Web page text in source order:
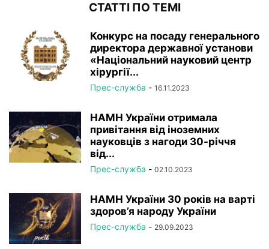
СТАТТІ ПО ТЕМІ
Конкурс на посаду генерального
директора державної установи
«Національний науковий центр
хірургії...
Прес-служба - 16.11.2023
НАМН України отримала
привітання від іноземних
науковців з нагоди 30-річчя
від...
Прес-служба - 02.10.2023
НАМН України 30 років на варті
здоров’я народу України
Прес-служба - 29.09.2023